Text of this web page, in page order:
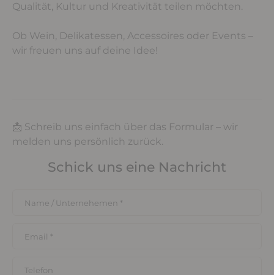
Schick uns eine Nachricht
Name / Unternehemen *
Email *
Telefon
Qualität, Kultur und Kreativität teilen möchten.
Ob Wein, Delikatessen, Accessoires oder Events –
wir freuen uns auf deine Idee!
📩 Schreib uns einfach über das Formular – wir
melden uns persönlich zurück.